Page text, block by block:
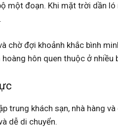
một đoạn. Khi mặt trời dần ló
chờ đợi khoảnh khắc bình
hôn quen thuộc ở nhiều
trung khách sạn, nhà hàng
dễ di chuyển.